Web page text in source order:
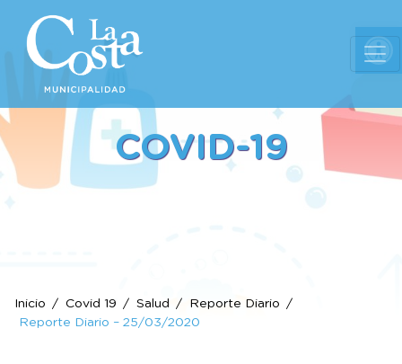
COVID-19
Inicio Covid 19 Salud
Reporte Diario
Reporte Diario – 25/03/2020